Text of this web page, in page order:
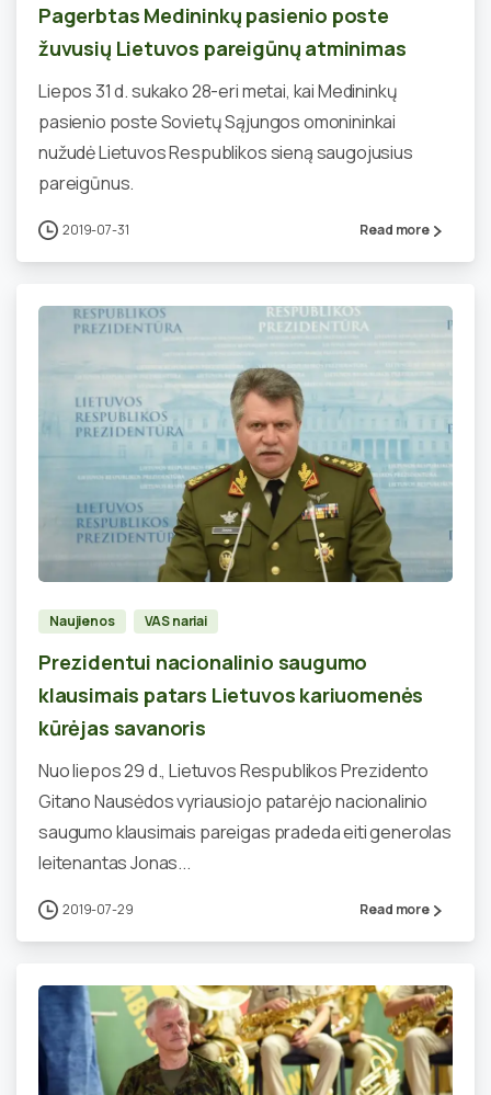
Pagerbtas Medininkų pasienio poste
žuvusių Lietuvos pareigūnų atminimas
Liepos 31 d. sukako 28-eri metai, kai Medininkų
pasienio poste Sovietų Sąjungos omonininkai
nužudė Lietuvos Respublikos sieną saugojusius
pareigūnus.
2019-07-31 Read more
Naujienos VAS nariai
Prezidentui nacionalinio saugumo
klausimais patars Lietuvos kariuomenės
kūrėjas savanoris
Nuo liepos 29 d., Lietuvos Respublikos Prezidento
Gitano Nausėdos vyriausiojo patarėjo nacionalinio
saugumo klausimais pareigas pradeda eiti generolas
leitenantas Jonas...
2019-07-29 Read more